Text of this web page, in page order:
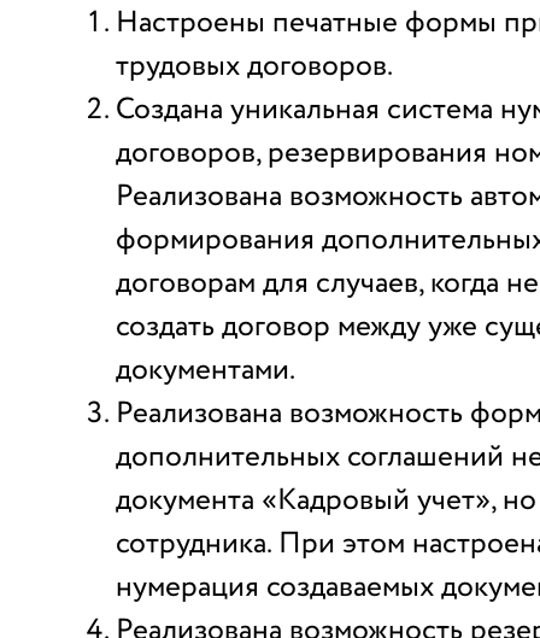
Настроены печатные формы
трудовых договоров.
Создана уникальная система
договоров, резервирования
Реализована возможность
формирования
договорам для случаев, когда
создать договор между уже
документами.
Реализована возможность
дополнительных соглашений
документа «Кадровый учет»,
сотрудника. При этом
нумерация создаваемых